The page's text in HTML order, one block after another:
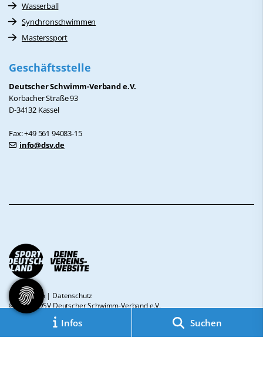
Infos Suchen
Wasserball
Synchronschwimmen
Masterssport
Geschäftsstelle
Deutscher Schwimm-Verband e.V.
Korbacher Straße 93
D-34132 Kassel
Fax: +49 561 94083-15
info@dsv.de
Impressum| Datenschutz
© 2026 - DSV Deutscher Schwimm-Verband e.V.
Diese Website ist gefördert durch das Projekt
„Sportdeutschland – Deine